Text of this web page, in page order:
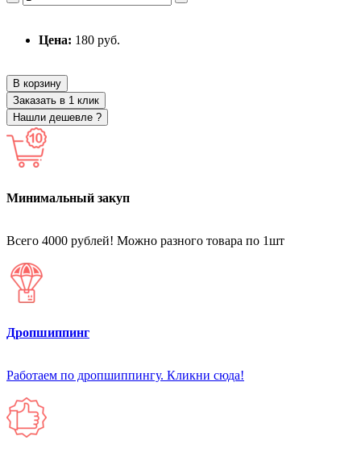
Цена: 180 руб.
В корзину
Заказать в 1 клик
Нашли дешевле ?
Минимальный закуп
Всего 4000 рублей! Можно разного товара по 1шт
Дропшиппинг
Работаем по дропшиппингу. Кликни сюда!